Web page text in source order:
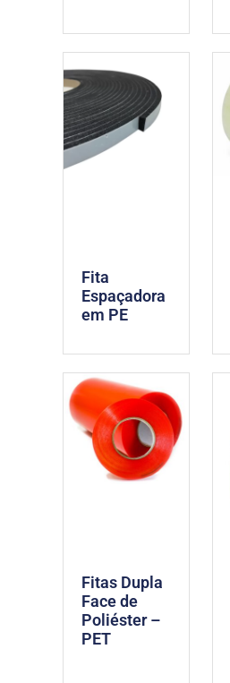
Fita
Espaçadora
em PE
Fitas Dupla
Face de
Poliéster –
PET